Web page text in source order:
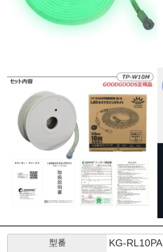
型番 KG-RL10PA